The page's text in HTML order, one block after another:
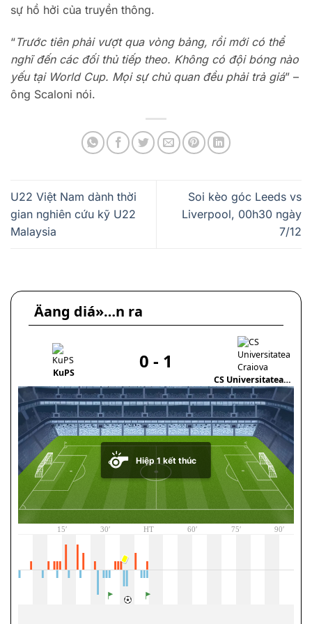
sự hồ hởi của truyền thông.
“Trước tiên phải vượt qua vòng bảng, rồi mới có thể
nghĩ đến các đối thủ tiếp theo. Không có đội bóng nào
yếu tại World Cup. Mọi sự chủ quan đều phải trả giá” –
ông Scaloni nói.
U22 Việt Nam dành thời
gian nghiên cứu kỹ U22
Malaysia
Soi kèo góc Leeds vs
Liverpool, 00h30 ngày
7/12
Äang diá»…n ra
KuPS
0 - 1
CS Universitatea
Craiova